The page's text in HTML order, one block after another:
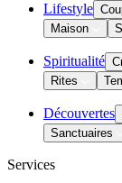
Lifestyle
Maison
Spiritualité
Rites
Découvertes
Sanctuaires
Services